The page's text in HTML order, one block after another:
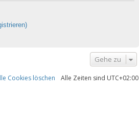
Gehe zu
Alle Zeiten sind UTC+02:00
Cookies löschen